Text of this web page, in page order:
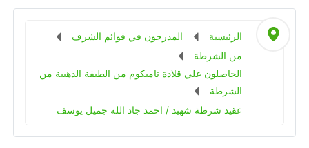
الرئيسية
المدرجون في قوائم الشرف
من الشرطة
الحاصلون علي قلادة تاميكوم من الطبقة الذهبية من
الشرطة
عقيد شرطة شهيد / احمد جاد الله جميل يوسف